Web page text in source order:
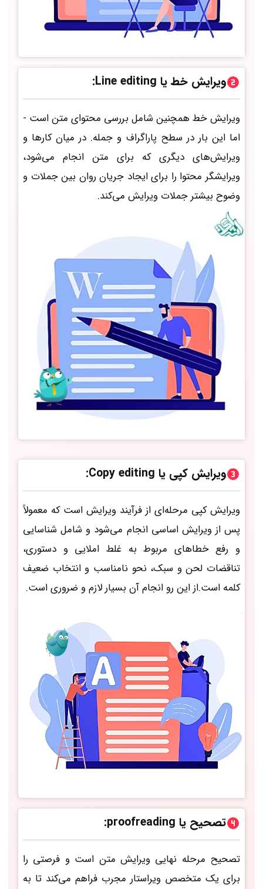
ویرایش خط یا Line editing:
ویرایش خط همچنین شامل بررسی محتوای متن است -
اما این بار در سطح پاراگراف و جمله. در میان کارها و
ویرایش‌های دیگری که برای متن انجام می‌شود،
ویرایشگر محتوا را برای ایجاد جریان روان‌ بین جملات و
وضوح بیشتر جملات ویرایش می‌کند.
ویرایش کپی یا Copy editing:
ویرایش کپی مرحله‌ای از فرآیند ویرایش است که معمولاً
پس از ویرایش اساسی انجام می‌شود و شامل شناسایی
و رفع خطاهای مربوط به غلط املایی و دستوری،
تناقضات لحن و سبک، نحو نامناسب و انتخاب ضعیف
کلمه است.از این رو انجام آن بسیار لازم و ضروری است.
تصحیح یا proofreading:
تصحیح مرحله نهایی ویرایش متن است و فرصتی را
برای یک متخصص ویراستار مجرب فراهم می‌کند تا به